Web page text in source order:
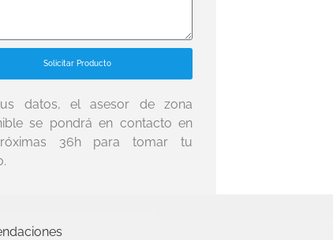
Solicitar Producto
datos, el asesor de zona
se pondrá en contacto en
36h para tomar tu